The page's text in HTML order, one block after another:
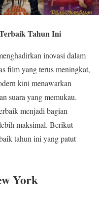
Tahun Ini
inovasi dalam
film yang terus meningkat,
kini menawarkan
suara yang memukau.
menjadi bagian
maksimal. Berikut
tahun ini yang patut
York